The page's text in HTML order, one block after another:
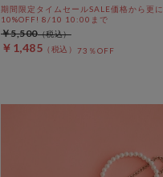
期間限定タイムセールSALE価格から更に
10%OFF! 8/10 10:00まで
￥1,485 73％OFF
￥5,500